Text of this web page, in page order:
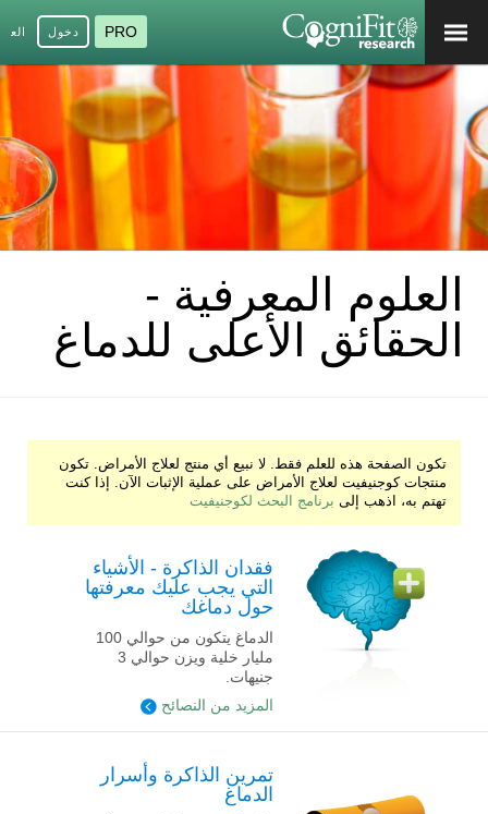
PRO دخول
العلوم المعرفية -
الحقائق الأعلى للدماغ
تكون الصفحة هذه للعلم فقط. لا نبيع أي منتج لعلاج الأمراض. تكون
منتجات كوجنيفيت لعلاج الأمراض على عملية الإثبات الآن. إذا كنت
تهتم به، اذهب إلى برنامج البحث لكوجنيفيت
تمرين الذاكرة وأسرار
الدماغ
فقدان الذاكرة - الأشياء
التي يجب عليك معرفتها
حول دماغك
الدماغ يتكون من حوالي 100
مليار خلية ويزن حوالي 3
جنيهات.
المزيد من النصائح